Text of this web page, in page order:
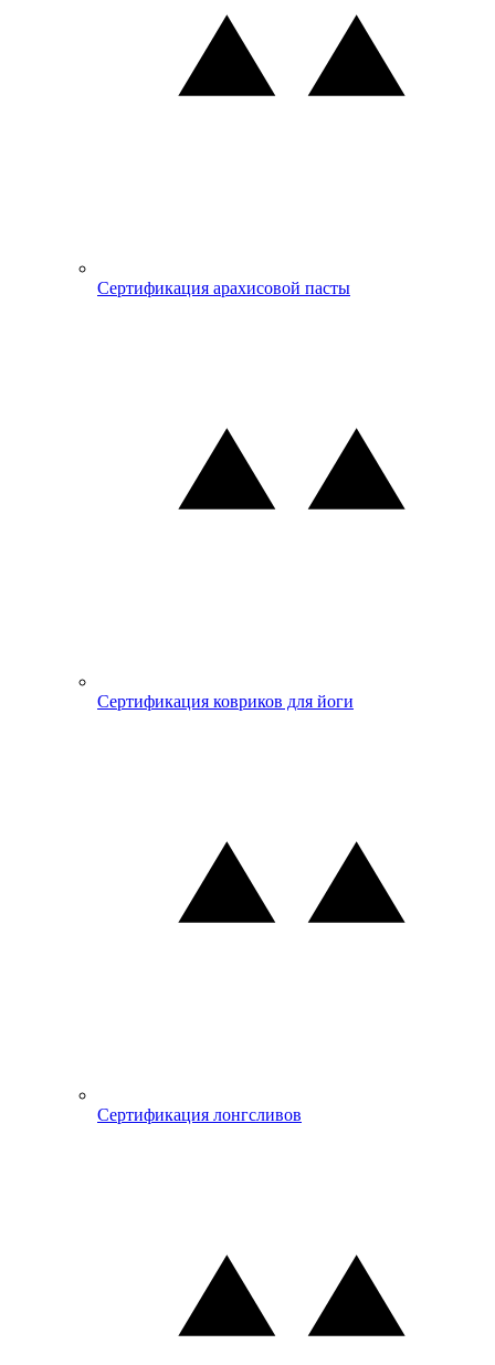
Сертификация арахисовой пасты
Сертификация ковриков для йоги
Сертификация лонгсливов